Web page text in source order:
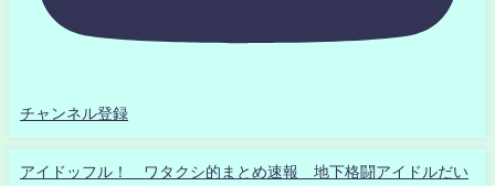
チャンネル登録
アイドッフル！ ワタクシ的まとめ速報 地下格闘アイドルだい